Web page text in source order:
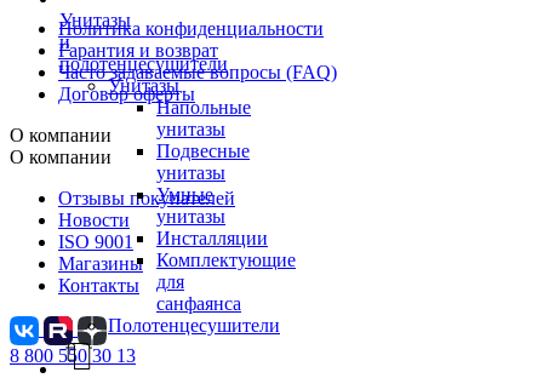
Унитазы
и
полотенцесушители
Унитазы
Напольные
унитазы
Подвесные
унитазы
Умные
унитазы
Инсталляции
Комплектующие
для
санфаянса
Полотенцесушители
Политика конфиденциальности
Гарантия и возврат
Часто задаваемые вопросы (FAQ)
Договор оферты
О компании
О компании
Отзывы покупателей
Новости
ISO 9001
Магазины
Контакты
8 800 550 30 13